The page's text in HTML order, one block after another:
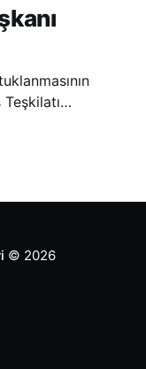
© 2026